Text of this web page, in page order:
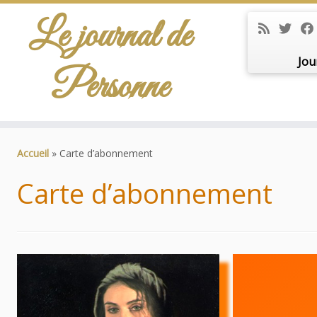
Le journal de
Personne
Accueil » Carte d’abonnement
Carte d’abonnement